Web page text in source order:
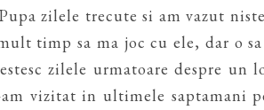
zilele trecute si am vazut
timp sa ma joc cu ele, dar o
zilele urmatoare despre un
vizitat in ultimele saptamani